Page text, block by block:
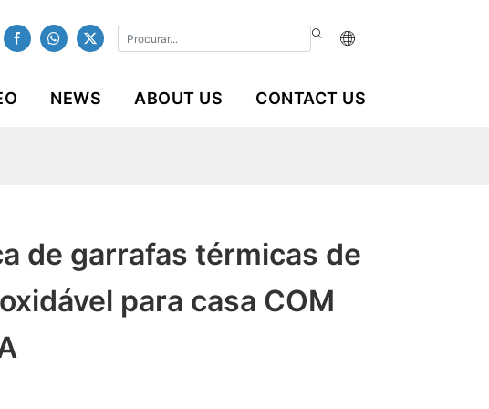
NEWS ABOUT US CONTACT US
de garrafas térmicas de
para casa COM